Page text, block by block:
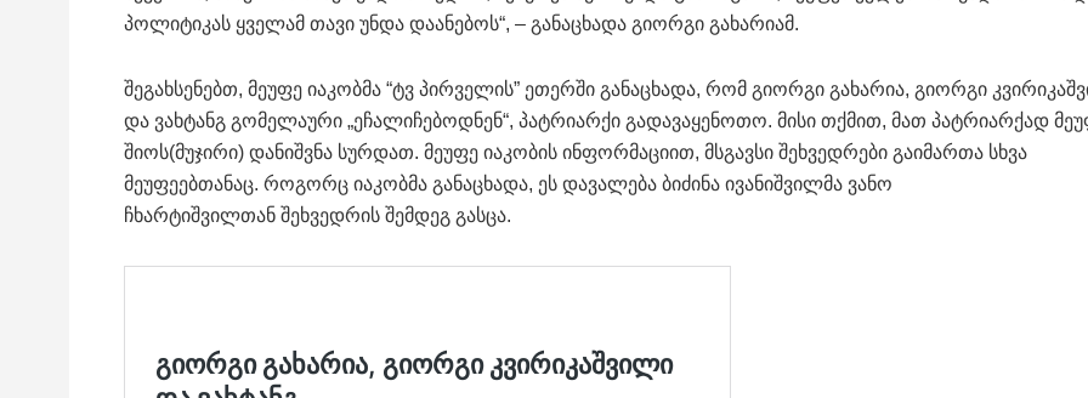
პოლიტიკას ყველამ თავი უნდა დაანებოს“, – განაცხადა გიორგი გახარიამ.
შეგახსენებთ, მეუფე იაკობმა “ტვ პირველის” ეთერში განაცხადა, რომ გიორგი გახარია, გიორგი
და ვახტანგ გომელაური „ეჩალიჩებოდნენ“, პატრიარქი გადავაყენოთო. მისი თქმით, მათ პატრიარქად
შიოს(მუჯირი) დანიშვნა სურდათ. მეუფე იაკობის ინფორმაციით, მსგავსი შეხვედრები გაიმართა სხვა
მეუფეებთანაც. როგორც იაკობმა განაცხადა, ეს დავალება ბიძინა ივანიშვილმა ვანო
ჩხარტიშვილთან შეხვედრის შემდეგ გასცა.